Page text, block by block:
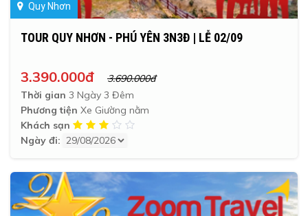
Quy Nhơn
TOUR QUY NHƠN - PHÚ YÊN 3N3Đ | LỄ 02/09
3.390.000đ
3.690.000đ
Thời gian 3 Ngày 3 Đêm
Phương tiện Xe Giường nằm
Khách sạn
Ngày đi: